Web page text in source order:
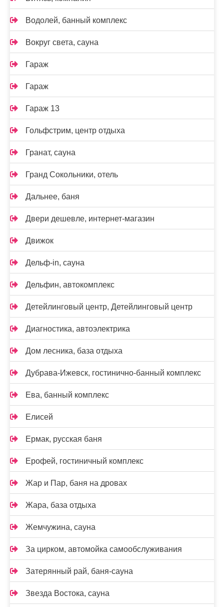
Водолей, банный комплекс
Вокруг света, сауна
Гараж
Гараж
Гараж 13
Гольфстрим, центр отдыха
Гранат, сауна
Гранд Сокольники, отель
Дальнее, баня
Двери дешевле, интернет-магазин
Движок
Дельф-in, сауна
Дельфин, автокомплекс
Детейлинговый центр, Детейлинговый центр
Диагностика, автоэлектрика
Дом лесника, база отдыха
Дубрава-Ижевск, гостинично-банный комплекс
Ева, банный комплекс
Елисей
Ермак, русская баня
Ерофей, гостиничный комплекс
Жар и Пар, баня на дровах
Жара, база отдыха
Жемчужина, сауна
За цирком, автомойка самообслуживания
Затерянный рай, баня-сауна
Звезда Востока, сауна